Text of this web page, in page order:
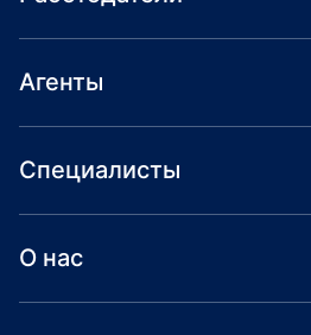
Агенты
Специалисты
О нас